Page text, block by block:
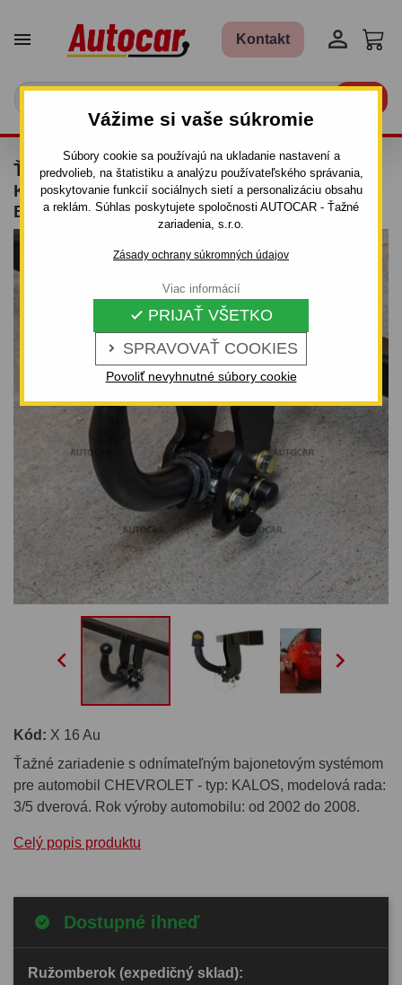
Vážime si vaše súkromie
Súbory cookie sa používajú na ukladanie nastavení a
predvolieb, na štatistiku a analýzu používateľského správania,
poskytovanie funkcií sociálnych sietí a personalizáciu obsahu
a reklám. Súhlas poskytujete spoločnosti AUTOCAR - Ťažné
zariadenia, s.r.o.
Zásady ochrany súkromných údajov
 SPRAVOVAŤ COOKIES
 PRIJAŤ VŠETKO
Povoliť nevyhnutné súbory cookie
Viac informácií
 Kontakt 
ŤAŽNÉ ZARIADENIE PRE CHEVROLET
KALOS - 3/5 DV - ODNÍMATEĽNÝ
BAJONETOVÝ SYSTÉM - OD 2002 DO 2008
 
Kód: X 16 Au
Ťažné zariadenie s odnímateľným bajonetovým systémom
pre automobil CHEVROLET - typ: KALOS, modelová rada:
3/5 dverová. Rok výroby automobilu: od 2002 do 2008.
Celý popis produktu
Dostupné ihneď
Ružomberok (expedičný sklad):